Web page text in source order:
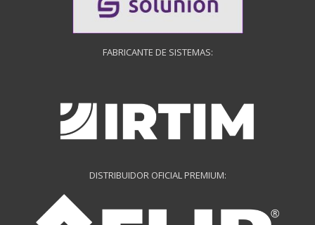
FABRICANTE DE SISTEMAS:
DISTRIBUIDOR OFICIAL PREMIUM: